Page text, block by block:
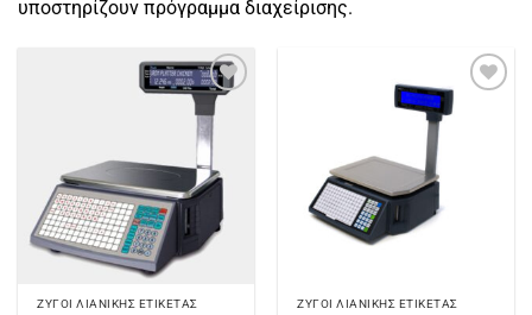
υποστηρίζουν πρόγραμμα διαχείρισης.
Πρόσθήκη
στην
λίστα
ΖΥΓΟΙ ΛΙΑΝΙΚΗΣ ΕΤΙΚΕΤΑΣ
Πρόσθήκη
επιθυμιών
ΖΥΓΟΙ ΛΙΑΝΙΚΗΣ ΕΤΙΚΕΤΑΣ